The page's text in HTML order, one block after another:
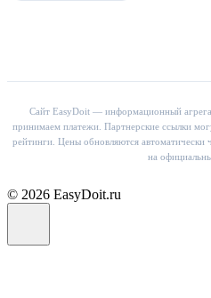
Сайт EasyDoit — информационный
принимаем платежи. Партнерские ссылки
рейтинги. Цены обновляются автоматически
на
© 2026 EasyDoit.ru